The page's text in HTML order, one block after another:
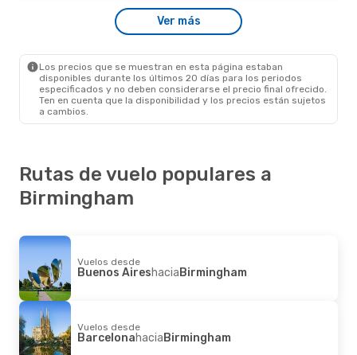
Ver más
Los precios que se muestran en esta página estaban
disponibles durante los últimos 20 días para los periodos
especificados y no deben considerarse el precio final ofrecido.
Ten en cuenta que la disponibilidad y los precios están sujetos
a cambios.
Rutas de vuelo populares a
Birmingham
Vuelos desde
Buenos AireshaciaBirmingham
Vuelos desde
BarcelonahaciaBirmingham